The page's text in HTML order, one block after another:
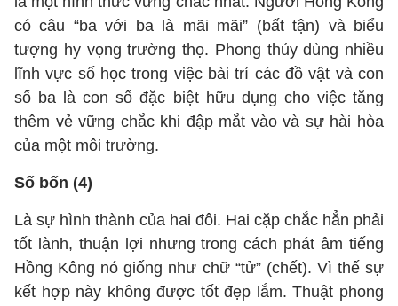
có câu “ba với ba là mãi mãi” (bất tận) và biểu
tượng hy vọng trường thọ. Phong thủy dùng nhiều
lĩnh vực số học trong việc bài trí các đồ vật và con
số ba là con số đặc biệt hữu dụng cho việc tăng
thêm vẻ vững chắc khi đập mắt vào và sự hài hòa
của một môi trường.
Số bốn (4)
Là sự hình thành của hai đôi. Hai cặp chắc hẳn phải
tốt lành, thuận lợi nhưng trong cách phát âm tiếng
Hồng Kông nó giống như chữ “tử” (chết). Vì thế sự
kết hợp này không được tốt đẹp lắm. Thuật phong